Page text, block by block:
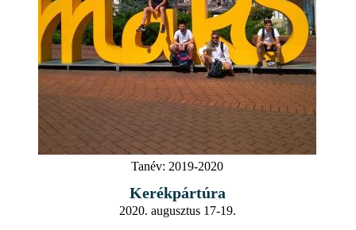
Tanév: 2019-2020
Kerékpártúra
2020. augusztus 17-19.